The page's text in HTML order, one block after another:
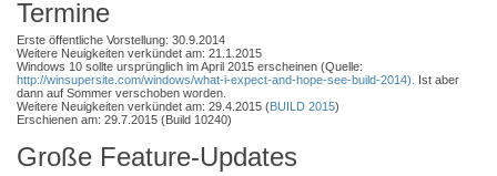
Termine
Erste öffentliche Vorstellung: 30.9.2014
Weitere Neuigkeiten verkündet am: 21.1.2015
Windows 10 sollte ursprünglich im April 2015 erscheinen (Quelle:
http://winsupersite.com/windows/what-i-expect-and-hope-see-build-2014).
Ist aber
dann auf Sommer verschoben worden.
Weitere Neuigkeiten verkündet am: 29.4.2015 (BUILD 2015)
Erschienen am: 29.7.2015 (Build 10240)
Große Feature-Updates